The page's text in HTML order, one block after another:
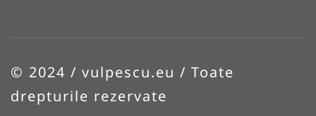
© 2024 / vulpescu.eu / Toate
drepturile rezervate